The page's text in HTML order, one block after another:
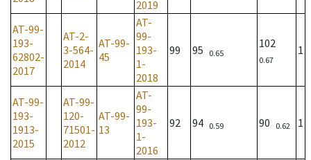
2019
AT-99-
193-
62802-
2017
AT-2-
3-564-
2014
AT-99-
45
AT-
99-
193-
1-
2018
99 95 0.65
102
0.67
1
AT-99-
193-
1913-
2015
AT-99-
120-
71501-
2012
AT-99-
13
AT-
99-
193-
1-
2016
92 94 0.59 90 0.62 1